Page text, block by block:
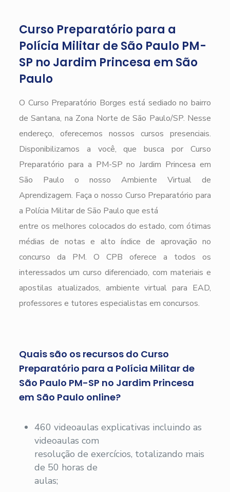
Curso Preparatório para a
Polícia Militar de São Paulo PM-
SP no Jardim Princesa em São
Paulo
O Curso Preparatório Borges está sediado no bairro
de Santana, na Zona Norte de São Paulo/SP. Nesse
endereço, oferecemos nossos cursos presenciais.
Disponibilizamos a você, que busca por Curso
Preparatório para a PM-SP no Jardim Princesa em
São Paulo o nosso Ambiente Virtual de
Aprendizagem. Faça o nosso Curso Preparatório para
a Polícia Militar de São Paulo que está
entre os melhores colocados do estado, com ótimas
médias de notas e alto índice de aprovação no
concurso da PM. O CPB oferece a todos os
interessados um curso diferenciado, com materiais e
apostilas atualizados, ambiente virtual para EAD,
professores e tutores especialistas em concursos.
Quais são os recursos do Curso
Preparatório para a Polícia Militar de
São Paulo PM-SP no Jardim Princesa
em São Paulo online?
460 videoaulas explicativas incluindo as
videoaulas com
resolução de exercícios, totalizando mais
de 50 horas de
aulas;